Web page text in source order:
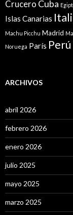
Crucero Cuba
Islas Canarias
Machu Picchu Madrid
Noruega París Perú
ARCHIVOS
abril 2026
febrero 2026
enero 2026
julio 2025
mayo 2025
marzo 2025